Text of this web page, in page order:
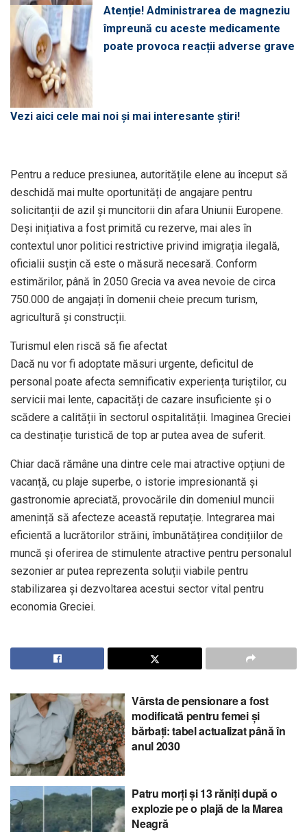
Atenție! Administrarea de magneziu
împreună cu aceste medicamente
poate provoca reacții adverse grave
Vezi aici cele mai noi și mai interesante știri!
Pentru a reduce presiunea, autoritățile elene au început să
deschidă mai multe oportunități de angajare pentru
solicitanții de azil și muncitorii din afara Uniunii Europene.
Deși inițiativa a fost primită cu rezerve, mai ales în
contextul unor politici restrictive privind imigrația ilegală,
oficialii susțin că este o măsură necesară. Conform
estimărilor, până în 2050 Grecia va avea nevoie de circa
750.000 de angajați în domenii cheie precum turism,
agricultură și construcții.
Turismul elen riscă să fie afectat
Dacă nu vor fi adoptate măsuri urgente, deficitul de
personal poate afecta semnificativ experiența turiștilor, cu
servicii mai lente, capacități de cazare insuficiente și o
scădere a calității în sectorul ospitalității. Imaginea Greciei
ca destinație turistică de top ar putea avea de suferit.
Chiar dacă rămâne una dintre cele mai atractive opțiuni de
vacanță, cu plaje superbe, o istorie impresionantă și
gastronomie apreciată, provocările din domeniul muncii
amenință să afecteze această reputație. Integrarea mai
eficientă a lucrătorilor străini, îmbunătățirea condițiilor de
muncă și oferirea de stimulente atractive pentru personalul
sezonier ar putea reprezenta soluții viabile pentru
stabilizarea și dezvoltarea acestui sector vital pentru
economia Greciei.
Vârsta de pensionare a fost
modificată pentru femei și
bărbați: tabel actualizat până în
anul 2030
Patru morți și 13 răniți după o
explozie pe o plajă de la Marea
Neagră